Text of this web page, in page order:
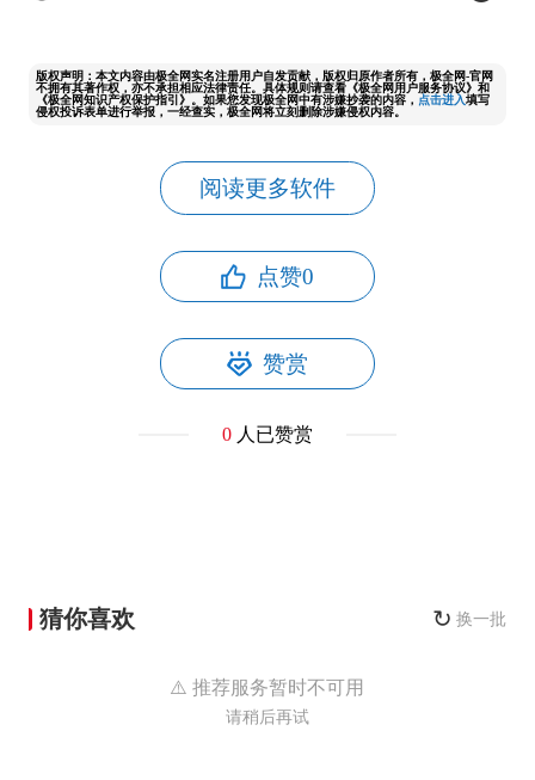
版权声明：本文内容由极全网实名注册用户自发贡献，版权归原作者所有，极全网-官网
不拥有其著作权，亦不承担相应法律责任。具体规则请查看《极全网用户服务协议》和
《极全网知识产权保护指引》。如果您发现极全网中有涉嫌抄袭的内容， 点击进入填写
侵权投诉表单进行举报，一经查实，极全网将立刻删除涉嫌侵权内容。
阅读更多软件
点赞0
赞赏
0人已赞赏
猜你喜欢 ↻ 换一批
⚠️ 推荐服务暂时不可用
请稍后再试